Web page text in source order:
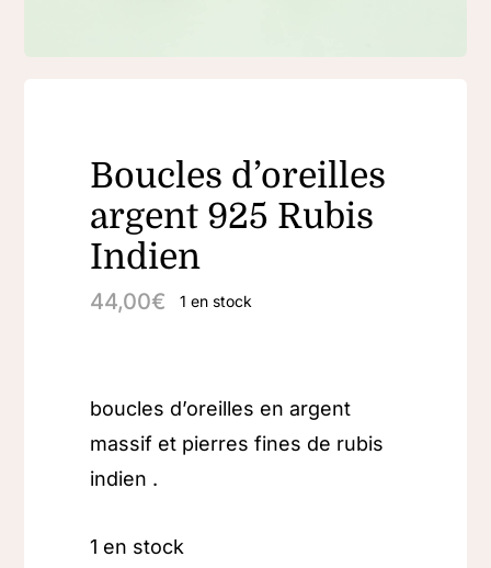
Boucles d’oreilles
argent 925 Rubis
Indien
44,00€ 1 en stock
boucles d’oreilles en argent
massif et pierres fines de rubis
indien .
1 en stock